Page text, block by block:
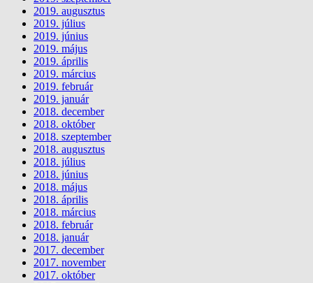
2019. augusztus
2019. július
2019. június
2019. május
2019. április
2019. március
2019. február
2019. január
2018. december
2018. október
2018. szeptember
2018. augusztus
2018. július
2018. június
2018. május
2018. április
2018. március
2018. február
2018. január
2017. december
2017. november
2017. október